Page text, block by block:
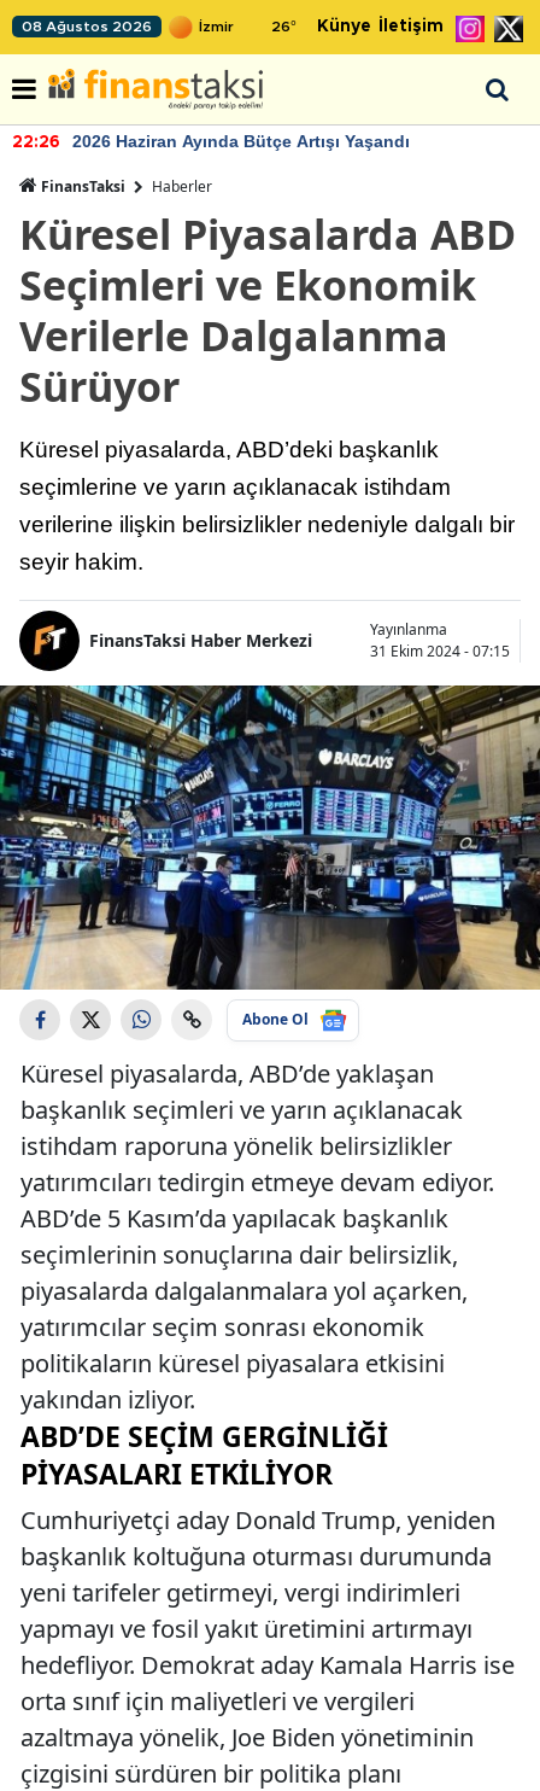
08 Ağustos 2026 26° Künye İletişim
22:26 2026 Haziran Ayında Bütçe Artışı Yaşandı
FinansTaksi Haberler
Küresel Piyasalarda ABD
Seçimleri ve Ekonomik
Verilerle Dalgalanma
Sürüyor
Küresel piyasalarda, ABD’deki başkanlık
seçimlerine ve yarın açıklanacak istihdam
verilerine ilişkin belirsizlikler nedeniyle dalgalı bir
seyir hakim.
FinansTaksi Haber Merkezi
Yayınlanma
31 Ekim 2024 - 07:15
Abone Ol
Küresel piyasalarda, ABD’de yaklaşan
başkanlık seçimleri ve yarın açıklanacak
istihdam raporuna yönelik belirsizlikler
yatırımcıları tedirgin etmeye devam ediyor.
ABD’de 5 Kasım’da yapılacak başkanlık
seçimlerinin sonuçlarına dair belirsizlik,
piyasalarda dalgalanmalara yol açarken,
yatırımcılar seçim sonrası ekonomik
politikaların küresel piyasalara etkisini
yakından izliyor.
ABD’DE SEÇIM GERGINLIĞI
PIYASALARI ETKILIYOR
Cumhuriyetçi aday Donald Trump, yeniden
başkanlık koltuğuna oturması durumunda
yeni tarifeler getirmeyi, vergi indirimleri
yapmayı ve fosil yakıt üretimini artırmayı
hedefliyor. Demokrat aday Kamala Harris ise
orta sınıf için maliyetleri ve vergileri
azaltmaya yönelik, Joe Biden yönetiminin
çizgisini sürdüren bir politika planı